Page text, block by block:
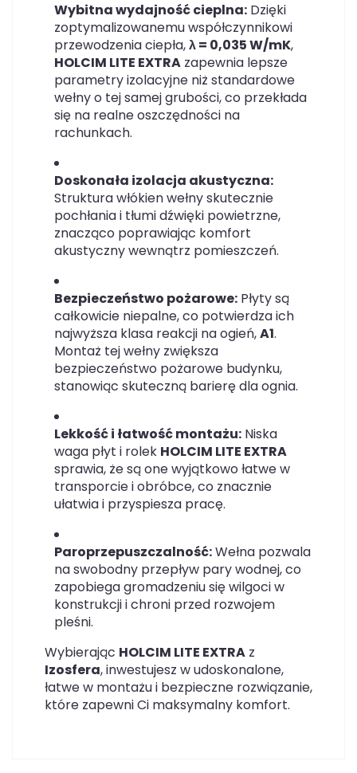
Wybitna wydajność cieplna: Dzięki
zoptymalizowanemu współczynnikowi
przewodzenia ciepła,λ= 0,035 W/mK,
HOLCIM LITE EXTRA zapewnia lepsze
parametry izolacyjne niż standardowe
wełny o tej samej grubości, co przekłada
się na realne oszczędności na
rachunkach.
Doskonała izolacja akustyczna:
Struktura włókien wełny skutecznie
pochłania i tłumi dźwięki powietrzne,
znacząco poprawiając komfort
akustyczny wewnątrz pomieszczeń.
Bezpieczeństwo pożarowe: Płyty są
całkowicie niepalne, co potwierdza ich
najwyższa klasa reakcji na ogień,A1.
Montaż tej wełny zwiększa
bezpieczeństwo pożarowe budynku,
stanowiąc skuteczną barierę dla ognia.
Lekkość i łatwość montażu: Niska
waga płyt i rolek HOLCIM LITE EXTRA
sprawia, że są one wyjątkowo łatwe w
transporcie i obróbce, co znacznie
ułatwia i przyspiesza pracę.
Paroprzepuszczalność:Wełna pozwala
na swobodny przepływ pary wodnej, co
zapobiega gromadzeniu się wilgoci w
konstrukcji i chroni przed rozwojem
pleśni.
Wybierając HOLCIM LITE EXTRA z
Izosfera, inwestujesz w udoskonalone,
łatwe w montażu i bezpieczne rozwiązanie,
które zapewni Ci maksymalny komfort.